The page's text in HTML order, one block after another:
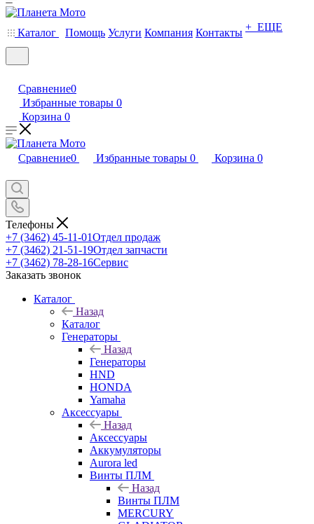
Каталог Помощь Услуги Компания Контакты + ЕЩЕ
Сравнение0
Избранные товары 0
Корзина 0
Сравнение0 Избранные товары 0 Корзина 0
Телефоны
+7 (3462) 45-11-01Отдел продаж
+7 (3462) 21-51-19Отдел запчасти
+7 (3462) 78-28-16Сервис
Заказать звонок
Каталог
Назад
Каталог
Генераторы
Назад
Генераторы
HND
HONDA
Yamaha
Аксессуары
Назад
Аксессуары
Аккумуляторы
Aurora led
Винты ПЛМ
Назад
Винты ПЛМ
MERCURY